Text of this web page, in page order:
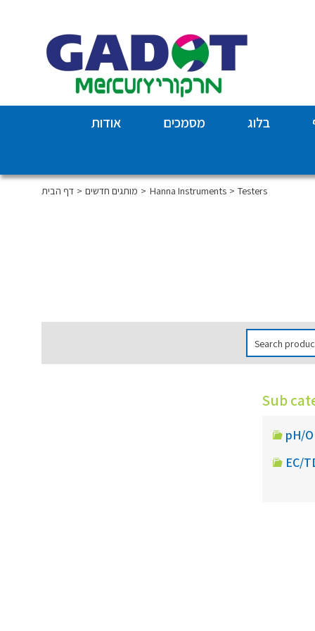
בלוג מסמכים אודות
דף הבית מותגים חדשים Hanna Instruments Testers
Sub
pH/
EC/